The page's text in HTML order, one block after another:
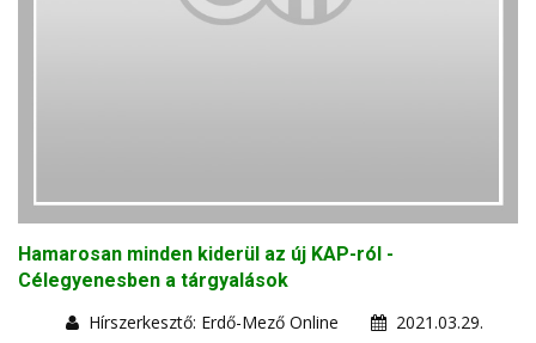
Hamarosan minden kiderül az új KAP-ról -
Célegyenesben a tárgyalások
Hírszerkesztő: Erdő-Mező Online
2021.03.29.